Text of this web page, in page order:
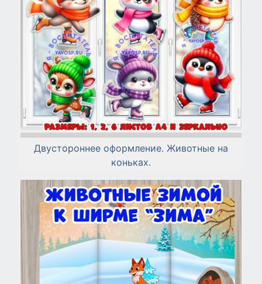
Двустороннее оформление. Животные на
коньках.